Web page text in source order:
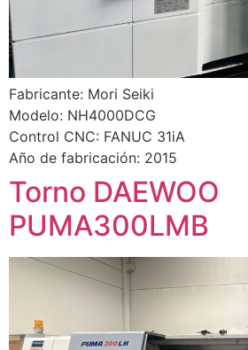
Fabricante: Mori Seiki
Modelo: NH4000DCG
Control CNC: FANUC 31iA
Año de fabricación: 2015
Torno DAEWOO
PUMA300LMB